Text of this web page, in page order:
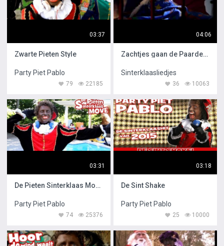
03:37
Zwarte Pieten Style
Party Piet Pablo
22185
79
04:06
Zachtjes gaan de Paardenvoetjes
Sinterklaasliedjes
10063
36
03:31
De Pieten Sinterklaas Move
Party Piet Pablo
25376
74
03:18
De Sint Shake
Party Piet Pablo
10000
25